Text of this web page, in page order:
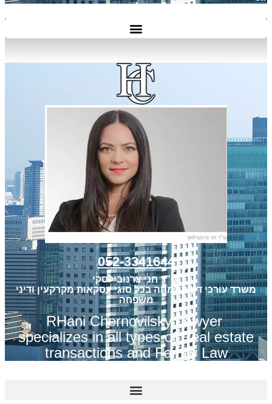
052-3341644
עו"ד חני צרנובילסקי
משרד עורכי דין מתמחה בכל סוגי עסקאות מקרקעין ודיני
משפחה
RHani Chernovilsky Lawyer
specializes in all types of Real estate
transactions and Family Law